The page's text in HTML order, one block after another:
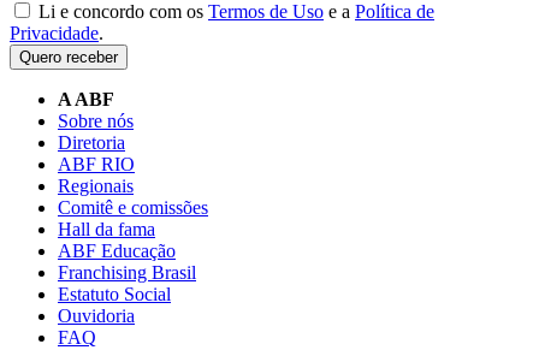
Li e concordo com os Termos de Uso e a Política de
Privacidade.
Quero receber
A ABF
Sobre nós
Diretoria
ABF RIO
Regionais
Comitê e comissões
Hall da fama
ABF Educação
Franchising Brasil
Estatuto Social
Ouvidoria
FAQ